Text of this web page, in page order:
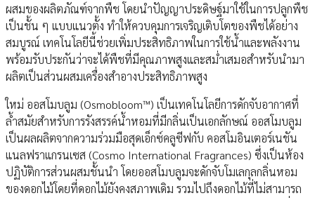
ผสมของผลิตภัณฑ์จากพืช โดยนำปัญญาประดิษฐ์มาใช้ในการปลูกพืช
เป็นชั้น ๆ แบบแนวตั้ง ทำให้ควบคุมการเจริญเติบโตของพืชได้อย่าง
สมบูรณ์ เทคโนโลยีนี้ช่วยเพิ่มประสิทธิภาพในการใช้น้ำและพลังงาน
พร้อมรับประกันว่าจะได้พืชที่มีคุณภาพสูงและสม่ำเสมอสำหรับนำมา
ผลิตเป็นส่วนผสมเครื่องสำอางประสิทธิภาพสูง
ใหม่ ออสโมบลูม (Osmobloom™) เป็นเทคโนโลยีการดักจับอากาศที่
ล้ำสมัยสำหรับการรังสรรค์น้ำหอมที่มีกลิ่นเป็นเอกลักษณ์ ออสโมบลูม
เป็นผลผลิตจากความร่วมมือสุดเอ็กซ์คลูซีฟกับ คอสโมอินเตอร์เนชัน
แนลฟราแกรนเซส (Cosmo International Fragrances) ซึ่งเป็นห้อง
ปฏิบัติการส่วนผสมชั้นนำ โดยออสโมบลูมจะดักจับโมเลกุลกลิ่นหอม
ของดอกไม้โดยที่ดอกไม้ยังคงสภาพเดิม รวมไปถึงดอกไม้ที่ไม่สามารถ